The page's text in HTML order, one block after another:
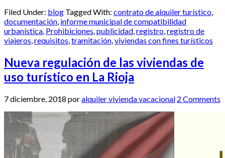
Filed Under: blog Tagged With: contrato de alquiler turístico,
documentación, informe municipal de compatibilidad
urbanística, Prohibiciones,publicidad,registro,registro de
viajeros,requisitos,tramitación,viviendas con fines turísticos
Nueva regulación de las viviendas de
uso turístico en La Rioja
7 diciembre, 2018 poralquiler vivienda vacacional 2 Comments